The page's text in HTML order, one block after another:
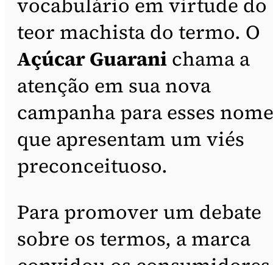
teor machista do termo. O
Açúcar Guarani chama a
atenção em sua nova
campanha para esses
que apresentam um viés
preconceituoso.
Para promover um debate
sobre os termos, a marca